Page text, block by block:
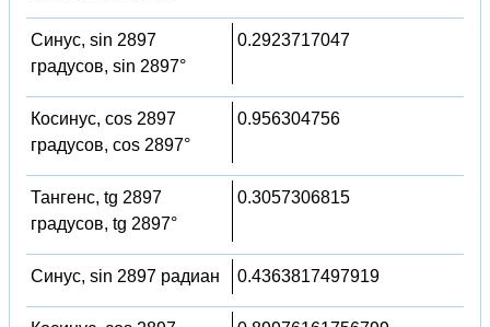
Синус, sin 2897
градусов, sin 2897°
0.2923717047
Косинус, cos 2897
градусов, cos 2897°
0.956304756
Тангенс, tg 2897
градусов, tg 2897°
0.3057306815
Синус, sin 2897 радиан 0.4363817497919